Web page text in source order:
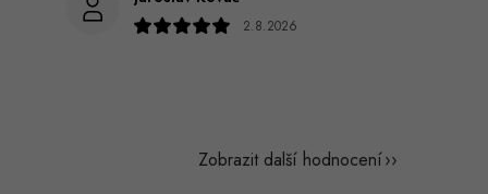
2.8.2026
Zobrazit další hodnocení